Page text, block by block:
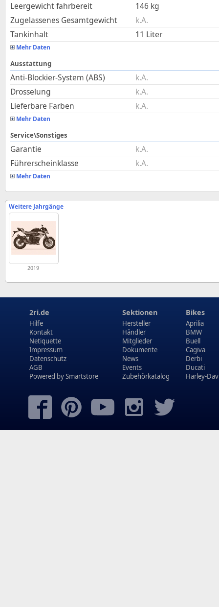
Leergewicht fahrbereit
146 kg
Zugelassenes Gesamtgewicht
k.A.
Tankinhalt
11 Liter
Mehr Daten
Ausstattung
Anti-Blockier-System (ABS)
k.A.
Drosselung
k.A.
Lieferbare Farben
k.A.
Mehr Daten
Service\Sonstiges
Garantie
k.A.
Führerscheinklasse
k.A.
Mehr Daten
Weitere Jahrgänge
2019
2ri.de
Hilfe
Kontakt
Netiquette
Impressum
Datenschutz
AGB
Powered bySmartstore
Sektionen
Hersteller
Händler
Mitglieder
Dokumente
News
Events
Zubehörkatalog
Bikes
Aprilia
BMW
Buell
Cagiva
Derbi
Ducati
Harley-